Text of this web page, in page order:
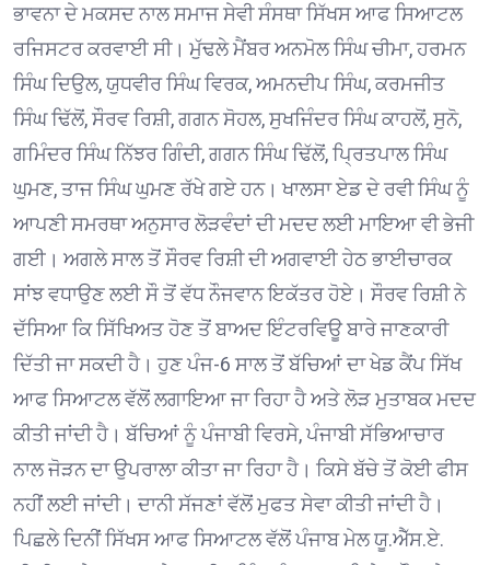
ਭਾਵਨਾ ਦੇ ਮਕਸਦ ਨਾਲ ਸਮਾਜ ਸੇਵੀ ਸੰਸਥਾ ਸਿੱਖਸ ਆਫ ਸਿਆਟਲ
ਰਜਿਸਟਰ ਕਰਵਾਈ ਸੀ। ਮੁੱਢਲੇ ਮੈਂਬਰ ਅਨਮੋਲ ਸਿੰਘ ਚੀਮਾ, ਹਰਮਨ
ਸਿੰਘ ਦਿਉਲ, ਯੁਧਵੀਰ ਸਿੰਘ ਵਿਰਕ, ਅਮਨਦੀਪ ਸਿੰਘ, ਕਰਮਜੀਤ
ਸਿੰਘ ਢਿੱਲੋਂ, ਸੌਰਵ ਰਿਸ਼ੀ, ਗਗਨ ਸੋਹਲ, ਸੁਖਜਿੰਦਰ ਸਿੰਘ ਕਾਹਲੋਂ, ਸੁਨੋ,
ਗਮਿੰਦਰ ਸਿੰਘ ਨਿੱਝਰ ਗਿੰਦੀ, ਗਗਨ ਸਿੰਘ ਢਿੱਲੋਂ, ਪ੍ਰਿਤਪਾਲ ਸਿੰਘ
ਘੁਮਣ, ਤਾਜ ਸਿੰਘ ਘੁਮਣ ਰੱਖੇ ਗਏ ਹਨ। ਖਾਲਸਾ ਏਡ ਦੇ ਰਵੀ ਸਿੰਘ ਨੂੰ
ਆਪਣੀ ਸਮਰਥਾ ਅਨੁਸਾਰ ਲੋੜਵੰਦਾਂ ਦੀ ਮਦਦ ਲਈ ਮਾਇਆ ਵੀ ਭੇਜੀ
ਗਈ। ਅਗਲੇ ਸਾਲ ਤੋਂ ਸੌਰਵ ਰਿਸ਼ੀ ਦੀ ਅਗਵਾਈ ਹੇਠ ਭਾਈਚਾਰਕ
ਸਾਂਝ ਵਧਾਉਣ ਲਈ ਸੌ ਤੋਂ ਵੱਧ ਨੌਜਵਾਨ ਇਕੱਤਰ ਹੋਏ। ਸੌਰਵ ਰਿਸ਼ੀ ਨੇ
ਦੱਸਿਆ ਕਿ ਸਿੱਖਿਅਤ ਹੋਣ ਤੋਂ ਬਾਅਦ ਇੰਟਰਵਿਊ ਬਾਰੇ ਜਾਣਕਾਰੀ
ਦਿੱਤੀ ਜਾ ਸਕਦੀ ਹੈ। ਹੁਣ ਪੰਜ-6 ਸਾਲ ਤੋਂ ਬੱਚਿਆਂ ਦਾ ਖੇਡ ਕੈਂਪ ਸਿੱਖ
ਆਫ ਸਿਆਟਲ ਵੱਲੋਂ ਲਗਾਇਆ ਜਾ ਰਿਹਾ ਹੈ ਅਤੇ ਲੋੜ ਮੁਤਾਬਕ ਮਦਦ
ਕੀਤੀ ਜਾਂਦੀ ਹੈ। ਬੱਚਿਆਂ ਨੂੰ ਪੰਜਾਬੀ ਵਿਰਸੇ, ਪੰਜਾਬੀ ਸੱਭਿਆਚਾਰ
ਨਾਲ ਜੋੜਨ ਦਾ ਉਪਰਾਲਾ ਕੀਤਾ ਜਾ ਰਿਹਾ ਹੈ। ਕਿਸੇ ਬੱਚੇ ਤੋਂ ਕੋਈ ਫੀਸ
ਨਹੀਂ ਲਈ ਜਾਂਦੀ। ਦਾਨੀ ਸੱਜਣਾਂ ਵੱਲੋਂ ਮੁਫਤ ਸੇਵਾ ਕੀਤੀ ਜਾਂਦੀ ਹੈ।
ਪਿਛਲੇ ਦਿਨੀਂ ਸਿੱਖਸ ਆਫ ਸਿਆਟਲ ਵੱਲੋਂ ਪੰਜਾਬ ਮੇਲ ਯੂ.ਐੱਸ.ਏ.